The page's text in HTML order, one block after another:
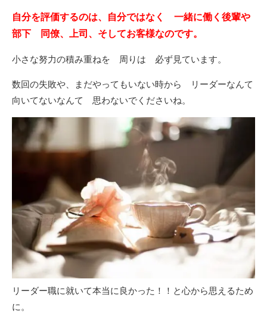
自分を評価するのは、自分ではなく 一緒に働く後輩や
部下 同僚、上司、そしてお客様なのです。
小さな努力の積み重ねを 周りは 必ず見ています。
数回の失敗や、まだやってもいない時から リーダーなんて
向いてないなんて 思わないでくださいね。
リーダー職に就いて本当に良かった！！と心から思えるため
に。